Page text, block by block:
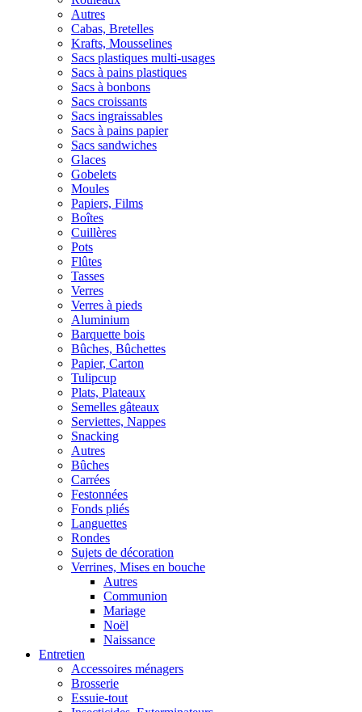
Autres
Cabas, Bretelles
Krafts, Mousselines
Sacs plastiques multi-usages
Sacs à pains plastiques
Sacs à bonbons
Sacs croissants
Sacs ingraissables
Sacs à pains papier
Sacs sandwiches
Glaces
Gobelets
Moules
Papiers, Films
Boîtes
Cuillères
Pots
Flûtes
Tasses
Verres
Verres à pieds
Aluminium
Barquette bois
Bûches, Bûchettes
Papier, Carton
Tulipcup
Plats, Plateaux
Semelles gâteaux
Serviettes, Nappes
Snacking
Autres
Bûches
Carrées
Festonnées
Fonds pliés
Languettes
Rondes
Sujets de décoration
Verrines, Mises en bouche
Autres
Communion
Mariage
Noël
Naissance
Entretien
Accessoires ménagers
Brosserie
Essuie-tout